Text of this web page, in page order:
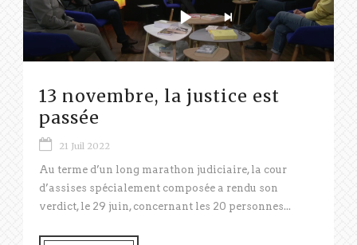
13 novembre, la justice est
passée
21 Juil 2022
Au terme d’un long marathon judiciaire, la cour
d’assises spécialement composée a rendu son
verdict, le 29 juin, concernant les 20 personnes...